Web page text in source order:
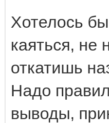
Хотелось
каяться, не
откатишь
Надо
выводы,